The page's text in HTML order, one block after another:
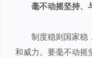
毫不动摇坚持、
制度稳则国家稳
和威力。要毫不动摇